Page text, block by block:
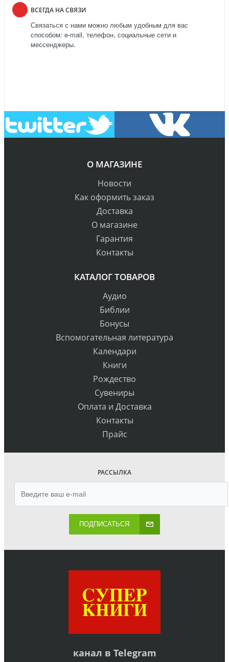
ВСЕГДА НА СВЯЗИ
Связаться с нами можно любым удобным для вас
способом: e-mail, телефон, социальные сети и
мессенджеры.
О МАГАЗИНЕ
Новости
Как оформить заказ
Доставка
О магазине
Гарантия
Контакты
КАТАЛОГ ТОВАРОВ
Аудио
Библии
Бонусы
Вспомогательная литература
Календари
Книги
Рождество
Сувениры
Оплата и Доставка
Контакты
Прайс
РАССЫЛКА
ПОДПИСАТЬСЯ
канал в Telegram